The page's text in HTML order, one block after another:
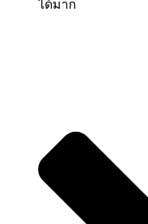
ได้มาก